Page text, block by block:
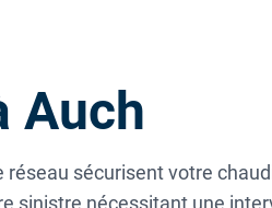
Auch
sécurisent votre
sinistre nécessitant une